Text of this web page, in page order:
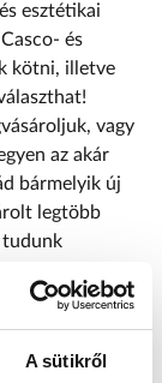
A sütikről
esztétikai
és
kötni, illetve
vagy
az akár
bármelyik új
legtöbb
tudunk
leírt